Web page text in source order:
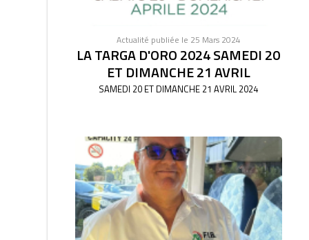
Actualité publiée le 25 Mars 2024
LA TARGA D'ORO 2024 SAMEDI 20
ET DIMANCHE 21 AVRIL
SAMEDI 20 ET DIMANCHE 21 AVRIL 2024